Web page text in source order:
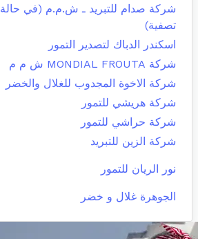
شركة صدام للتبريد ـ ش.م.م (في حالة
تصفية)
اسكندر الدباك لتصدير التمور
شركة MONDIAL FROUTA ش م م
شركة الاخوة المجدوب للغلال والخضر
شركة هريشي للتمور
شركة حراشي للتمور
شركة الزين للتبريد
نور الريان للتمور
الجوهرة غلال و خضر